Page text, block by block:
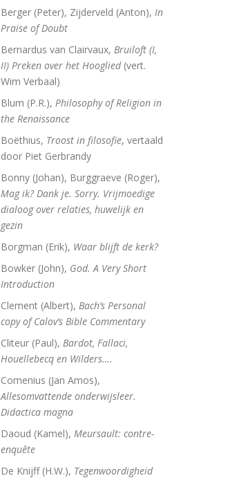
Berger (Peter), Zijderveld (Anton), In
Praise of Doubt
Bernardus van Clairvaux, Bruiloft (I,
II) Preken over het Hooglied(vert.
Wim Verbaal)
Blum (P.R.), Philosophy of Religion in
the Renaissance
Boëthius, Troost in filosofie, vertaald
door Piet Gerbrandy
Bonny (Johan), Burggraeve (Roger),
Mag ik? Dank je. Sorry. Vrijmoedige
dialoog over relaties, huwelijk en
gezin
Borgman (Erik), Waar blijft de kerk?
Bowker (John), God. A Very Short
Introduction
Clement (Albert), Bach’s Personal
copy of Calov’s Bible Commentary
Cliteur (Paul), Bardot, Fallaci,
Houellebecq en Wilders….
Comenius (Jan Amos),
Allesomvattende onderwijsleer.
Didactica magna
Daoud (Kamel), Meursault: contre-
enquête
De Knijff (H.W.), Tegenwoordigheid